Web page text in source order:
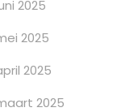
2025
2025
2025
2025